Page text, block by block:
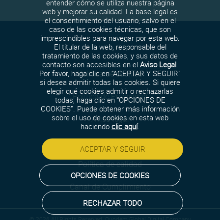
Política de cookies
Política de Privacidad
Aviso legal
Política de seguridad
Política de calidad
Canal de Cumplimiento
entender cómo se utiliza nuestra página
web y mejorar su calidad. La base legal es
el consentimiento del usuario, salvo en el
caso de las cookies técnicas, que son
imprescindibles para navegar por esta web.
El titular de la web, responsable del
tratamiento de las cookies, y sus datos de
contacto son accesibles en el Aviso Legal.
Por favor, haga clic en “ACEPTAR Y SEGUIR”
si desea admitir todas las cookies. Si quiere
elegir qué cookies admitir o rechazarlas
todas, haga clic en “OPCIONES DE
COOKIES”. Puede obtener más información
sobre el uso de cookies en esta web
haciendo clic aquí.
ACEPTAR Y SEGUIR
OPCIONES DE COOKIES
RECHAZAR TODO